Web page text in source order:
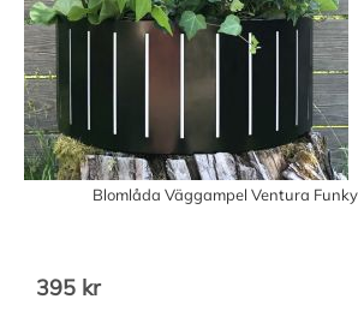
Blomlåda Väggampel Ventura
395 kr